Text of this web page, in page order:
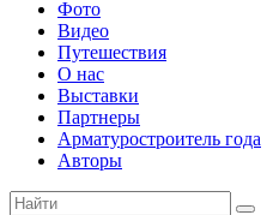
Фото
Видео
Путешествия
О нас
Выставки
Партнеры
Арматуростроитель года
Авторы